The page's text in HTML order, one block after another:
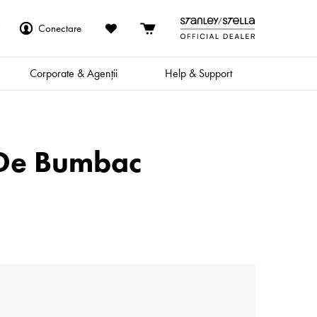
Conectare
Corporate & Agenții Help & Support
Bumbac